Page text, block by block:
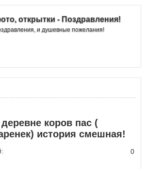
открытки - Поздравления!
и душевные пожелания!
коров пас (
история смешная!
0